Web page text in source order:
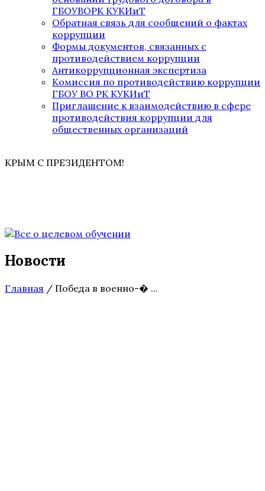
ГБОУВОРК КУКИиТ
Обратная связь для сообщений о фактах
коррупции
Формы документов, связанных с
противодействием коррупции
Антикоррупционная экспертиза
Комиссия по противодействию коррупции
ГБОУ ВО РК КУКИиТ
Приглашение к взаимодействию в сфере
противодействия коррупции для
общественных организаций
КРЫМ С ПРЕЗИДЕНТОМ!
Новости
Главная / Победа в военно-� ...